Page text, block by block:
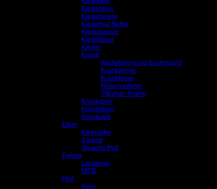
Kjedefører
Kjedeførere
Kjedehjul Belter
Kjedekasser
Kjedelåser
Kjeder
Krank
Kjedeførere og bashguard
Krankarmer
Kranklager
Reservedeler
Tilbehør Krank
Krankdrev
Kranklager
Kranksett
Eiker
Eikenipler
J-bend
Straight Pull
Felger
Landevei
MTB
Hjul
Aero